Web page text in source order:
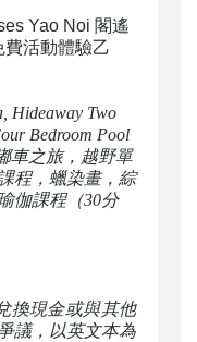
Yao Noi 閣遙
活動體驗乙
Hideaway Two
Bedroom Pool
車之旅，越野單
程，蠟染畫，綜
伽課程（30分
換現金或與其他
議，以英文本為